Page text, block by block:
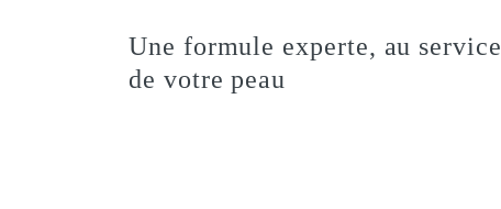
Une formule experte, au service
de votre peau